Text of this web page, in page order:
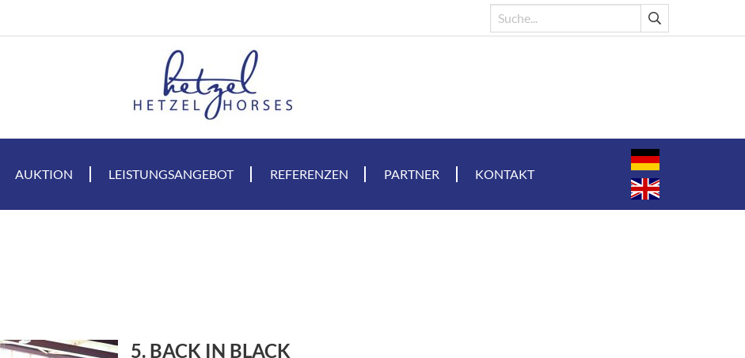
AUKTION LEISTUNGSANGEBOT REFERENZEN PARTNER KONTAKT
5. BACK IN BLACK